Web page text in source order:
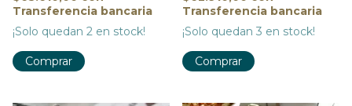
Transferencia bancaria
¡Solo quedan 2 en stock!
Comprar
Transferencia bancaria
¡Solo quedan 3 en stock!
Comprar